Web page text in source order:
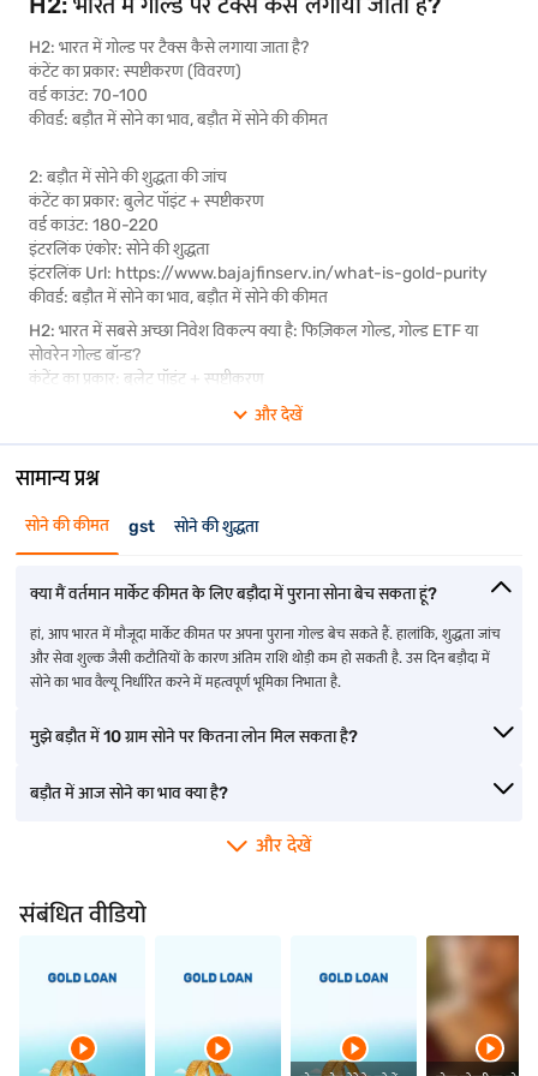
H2: भारत में गोल्ड पर टैक्स कैसे लगाया जाता है?
कंटेंट का प्रकार: स्पष्टीकरण (विवरण)
वर्ड काउंट: 70-100
कीवर्ड: बड़ौत में सोने का भाव, बड़ौत में सोने की कीमत
2: बड़ौत में सोने की शुद्धता की जांच
कंटेंट का प्रकार: बुलेट पॉइंट + स्पष्टीकरण
वर्ड काउंट: 180-220
इंटरलिंक एंकोर: सोने की शुद्धता
इंटरलिंक Url: https://www.bajajfinserv.in/what-is-gold-purity
कीवर्ड: बड़ौत में सोने का भाव, बड़ौत में सोने की कीमत
H2: भारत में सबसे अच्छा निवेश विकल्प क्या है: फिज़िकल गोल्ड, गोल्ड ETF या
सोवरेन गोल्ड बॉन्ड?
कंटेंट का प्रकार: बुलेट पॉइंट + स्पष्टीकरण
• सॉवरेन गोल्ड बॉन्ड
• सॉवरेन गोल्ड बॉन्ड की ब्याज दरें
• https://www.bajajfinserv.in/sovereign-gold-bond-scheme
H2: करेंसी में होने वाले उतार-चढ़ाव का सूरत में गोल्ड का भाव कैसे प्रभावित होता है
कंटेंट का प्रकार: स्पष्टीकरण (विवरण)
वर्ड काउंट: 70-100
loan/how-currency-exchange-rates-affect-gold-prices-in-
india
इंटरलिंक ऐंकर:
• गोल्ड लोन के लिए अप्लाई करें
• गोल्ड लोन की योग्यता
• https://www.bajajfinserv.in/gold-loan
• https://www.bajajfinserv.in/gold-loan-interest-rate-and-
charges
और देखें
सामान्य प्रश्न
सोने की कीमत gst सोने की शुद्धता
क्या मैं वर्तमान मार्केट कीमत के लिए बड़ौदा में पुराना सोना बेच सकता हूं?
हां, आप भारत में मौजूदा मार्केट कीमत पर अपना पुराना गोल्ड बेच सकते हैं. हालांकि, शुद्धता जांच
और सेवा शुल्क जैसी कटौतियों के कारण अंतिम राशि थोड़ी कम हो सकती है. उस दिन बड़ौदा में
सोने का भाव वैल्यू निर्धारित करने में महत्वपूर्ण भूमिका निभाता है.
मुझे बड़ौत में 10 ग्राम सोने पर कितना लोन मिल सकता है?
बड़ौत में आज सोने का भाव क्या है?
और देखें
संबंधित वीडियो